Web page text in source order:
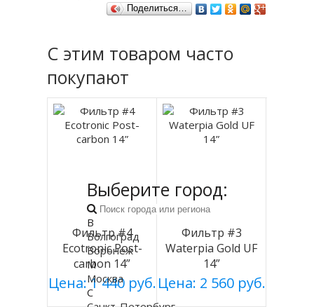
Поделиться…
С этим товаром часто
покупают
Фильтр #4
Ecotronic Post-
carbon 14”
Цена: 1 440 руб.
Фильтр #3
Waterpia Gold UF
14”
Цена: 2 560 руб.
Выберите город:
В
Волгоград
Воронеж
М
Москва
С